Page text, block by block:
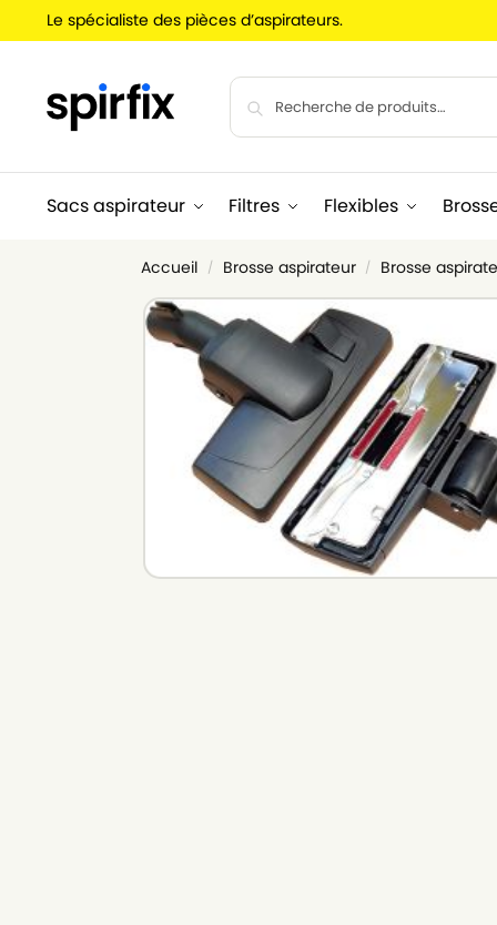
Le spécialiste des pièces d’aspirateurs.
Sacs aspirateur Filtres Flexibles
Accueil / Brosse aspirateur / Brosse